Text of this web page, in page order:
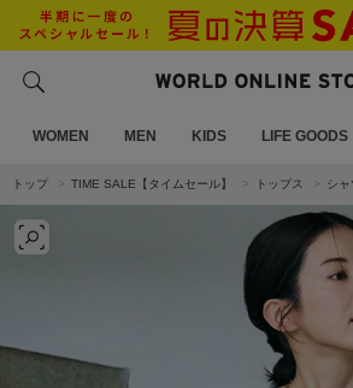
WOMEN MEN KIDS LIFE GOODS
トップ TIME SALE【タイムセール】 トップス シャ